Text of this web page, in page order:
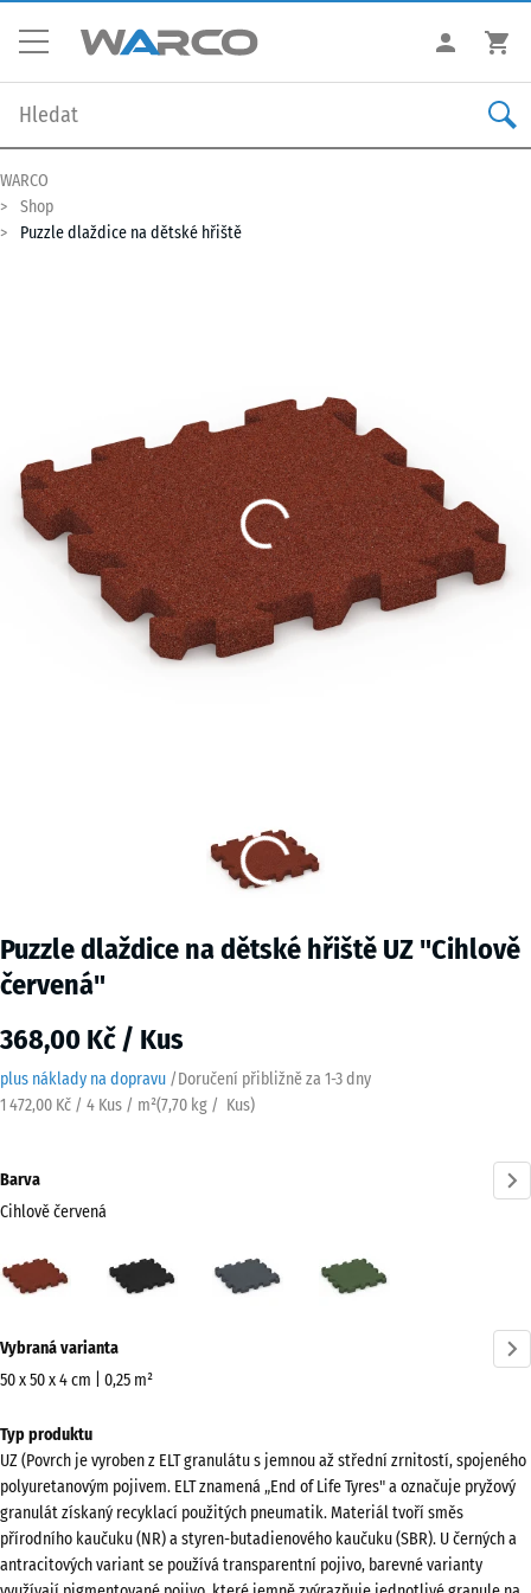
WARCO
Shop
Puzzle dlaždice na dětské hřiště
Puzzle dlaždice na dětské hřiště UZ "Cihlově
červená"
368,00 Kč / Kus
plus náklady na dopravu /Doručení přibližně za 1-3 dny
1 472,00 Kč / 4 Kus / m²(7,70 kg / Kus)
Barva
Cihlově červená
červená
informací
o
Zobrazit
paletu
barev
Cihlově
(active)
Vybraná varianta
50 x 50 x 4 cm | 0,25 m²
pro
dopravu
540
x
540
Typ produktu
UZ (Povrch je vyroben z ELT granulátu s jemnou až střední zrnitostí, spojeného
polyuretanovým pojivem. ELT znamená „End of Life Tyres" a označuje pryžový
granulát získaný recyklací použitých pneumatik. Materiál tvoří směs
přírodního kaučuku (NR) a styren-butadienového kaučuku (SBR). U černých a
antracitových variant se používá transparentní pojivo, barevné varianty